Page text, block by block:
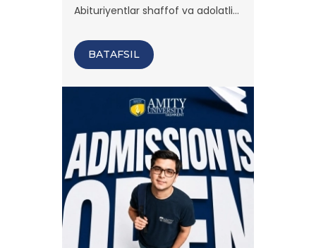
Abituriyentlar shaffof va adolatli
salohiyatlarini namoyon etdilar.
BATAFSIL